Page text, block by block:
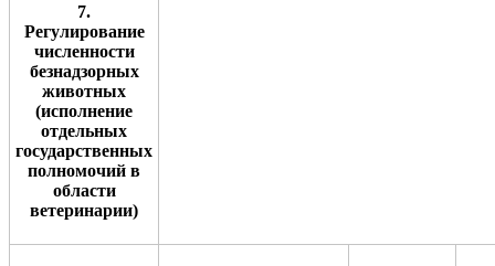
7.
Регулирование
численности
безнадзорных
животных
(исполнение
отдельных
государственных
полномочий в
области
ветеринарии)